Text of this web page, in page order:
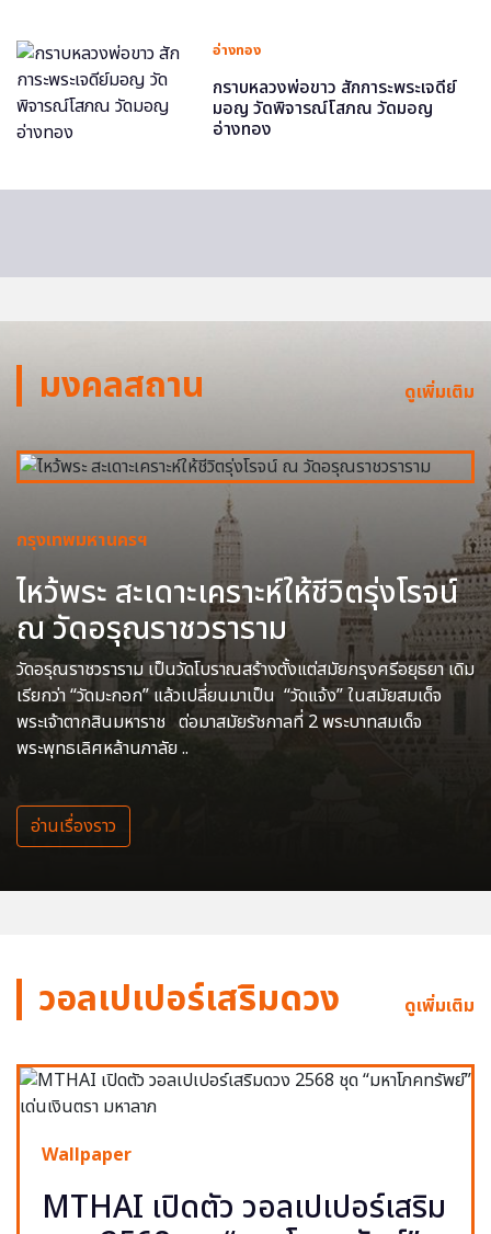
อ่างทอง
กราบหลวงพ่อขาว สักการะพระเจดีย์
มอญ วัดพิจารณ์โสภณ วัดมอญ
อ่างทอง
มงคลสถาน ดูเพิ่มเติม
กรุงเทพมหานครฯ
ไหว้พระ สะเดาะเคราะห์ให้ชีวิตรุ่งโรจน์
ณ วัดอรุณราชวราราม
วัดอรุณราชวราราม เป็นวัดโบราณสร้างตั้งแต่สมัยกรุงศรีอยุธยา เดิม
เรียกว่า “วัดมะกอก” แล้วเปลี่ยนมาเป็น “วัดแจ้ง” ในสมัยสมเด็จ
พระเจ้าตากสินมหาราช ต่อมาสมัยรัชกาลที่ 2 พระบาทสมเด็จ
พระพุทธเลิศหล้านภาลัย ..
อ่านเรื่องราว
วอลเปเปอร์เสริมดวง ดูเพิ่มเติม
Wallpaper
MTHAI เปิดตัว วอลเปเปอร์เสริม